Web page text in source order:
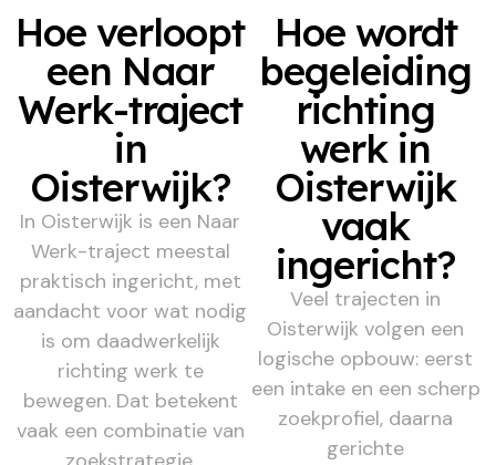
Hoe verloopt
een Naar
Werk-traject
in
Oisterwijk?
In Oisterwijk is een Naar
Werk-traject meestal
praktisch ingericht, met
aandacht voor wat nodig
is om daadwerkelijk
richting werk te
bewegen. Dat betekent
vaak een combinatie van
Hoe wordt
begeleiding
richting
werk in
Oisterwijk
vaak
ingericht?
Veel trajecten in
Oisterwijk volgen een
logische opbouw: eerst
een intake en een scherp
zoekprofiel, daarna
gerichte